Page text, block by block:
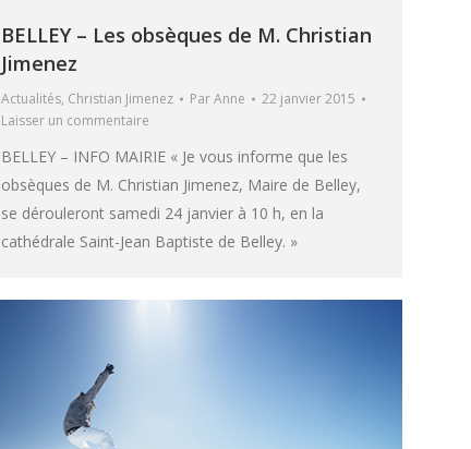
BELLEY – Les obsèques de M. Christian
Jimenez
Actualités, Christian Jimenez ParAnne
22 janvier 2015
Laisser un commentaire
BELLEY – INFO MAIRIE « Je vous informe que les
obsèques de M. Christian Jimenez, Maire de Belley,
se dérouleront samedi 24 janvier à 10 h, en la
cathédrale Saint-Jean Baptiste de Belley. »